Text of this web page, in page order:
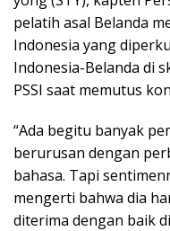
pelatih asal Belanda
Indonesia yang
Indonesia-Belanda di
PSSI saat memutus
“Ada begitu banyak
berurusan dengan
bahasa. Tapi
mengerti bahwa dia
diterima dengan baik